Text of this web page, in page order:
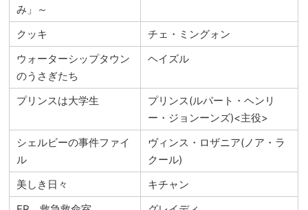
み」～
クッキ
チェ・ミングォン
ウォーターシップタウン
のうさぎたち
ヘイズル
プリンスは大学生
プリンス(ルパート・ヘンリ
ー・ジョンーンズ)<主役>
シェルビーの事件ファイ
ル
ヴィンス・ロザニア(ノア・ラ
クール)
美しき日々
キチャン